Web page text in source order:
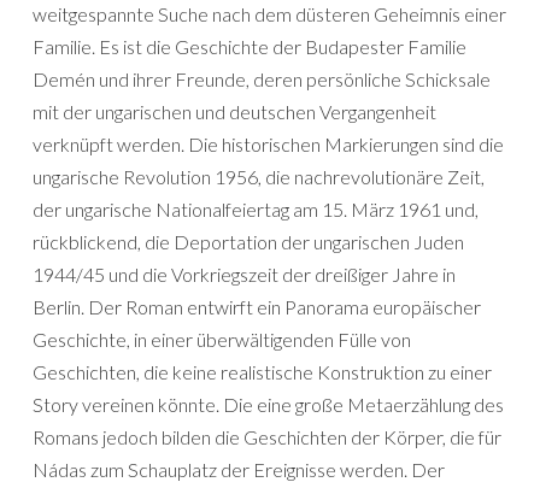
weitgespannte Suche nach dem düsteren Geheimnis einer
Familie. Es ist die Geschichte der Budapester Familie
Demén und ihrer Freunde, deren persönliche Schicksale
mit der ungarischen und deutschen Vergangenheit
verknüpft werden. Die historischen Markierungen sind die
ungarische Revolution 1956, die nachrevolutionäre Zeit,
der ungarische Nationalfeiertag am 15. März 1961 und,
rückblickend, die Deportation der ungarischen Juden
1944/45 und die Vorkriegszeit der dreißiger Jahre in
Berlin. Der Roman entwirft ein Panorama europäischer
Geschichte, in einer überwältigenden Fülle von
Geschichten, die keine realistische Konstruktion zu einer
Story vereinen könnte. Die eine große Metaerzählung des
Romans jedoch bilden die Geschichten der Körper, die für
Nádas zum Schauplatz der Ereignisse werden. Der